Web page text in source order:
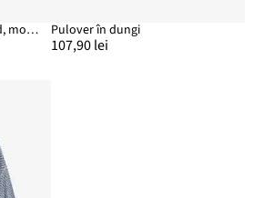
Jachetă tricotată oversized, model norvegian Pulover în dungi
107,90 lei